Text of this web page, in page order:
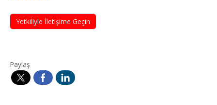
Yetkiliyle İletişime Geçin
Paylaş